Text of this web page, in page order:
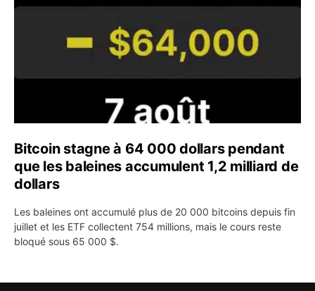
Bitcoin stagne à 64 000 dollars pendant
que les baleines accumulent 1,2 milliard de
dollars
Les baleines ont accumulé plus de 20 000 bitcoins depuis fin
juillet et les ETF collectent 754 millions, mais le cours reste
bloqué sous 65 000 $.